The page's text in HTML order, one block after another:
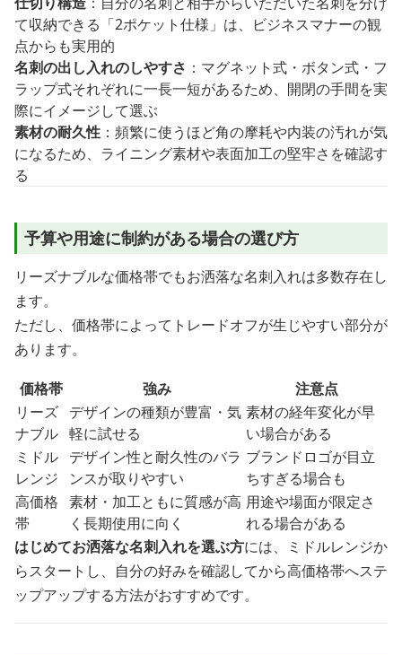
て収納できる「2ポケット仕様」は、ビジネスマナーの観
点からも実用的
名刺の出し入れのしやすさ ：マグネット式・ボタン式・フ
ラップ式それぞれに一長一短があるため、開閉の手間を実
際にイメージして選ぶ
素材の耐久性 ：頻繁に使うほど角の摩耗や内装の汚れが気
になるため、ライニング素材や表面加工の堅牢さを確認す
る
予算や用途に制約がある場合の選び方
リーズナブルな価格帯でもお洒落な名刺入れは多数存在し
ます。
ただし、価格帯によってトレードオフが生じやすい部分が
あります。
価格帯
強み
注意点
リーズ
ナブル
デザインの種類が豊富・気
軽に試せる
素材の経年変化が早
い場合がある
ミドル
レンジ
デザイン性と耐久性のバラ
ンスが取りやすい
ブランドロゴが目立
ちすぎる場合も
高価格
帯
素材・加工ともに質感が高
く長期使用に向く
用途や場面が限定さ
れる場合がある
はじめてお洒落な名刺入れを選ぶ方には、ミドルレンジか
らスタートし、自分の好みを確認してから高価格帯へステ
ップアップする方法がおすすめです。